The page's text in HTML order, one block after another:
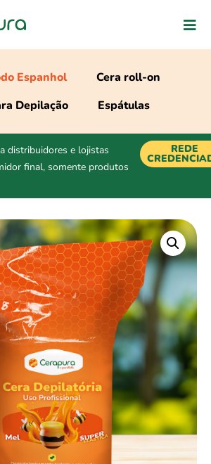
Espanhol
Cera roll-on
Depilação
Espátulas
distribuidores e lojistas
final, somente produtos
REDE